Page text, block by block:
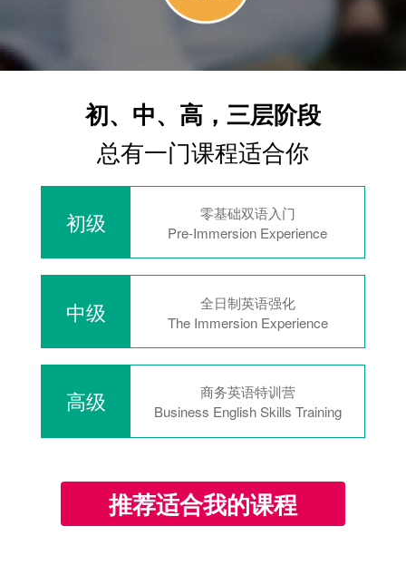
初、中、高，三层阶段
总有一门课程适合你
初级
零基础双语入门
Pre-Immersion Experience
中级
全日制英语强化
The Immersion Experience
高级
商务英语特训营
Business English Skills Training
推荐适合我的课程